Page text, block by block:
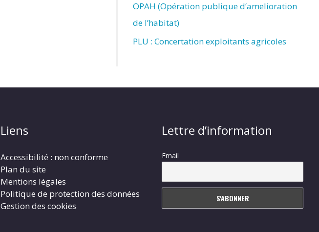
OPAH (Opération publique d’amelioration
de l’habitat)
PLU : Concertation exploitants agricoles
Liens
Accessibilité : non conforme
Plan du site
Mentions légales
Politique de protection des données
Gestion des cookies
Lettre d’information
Email